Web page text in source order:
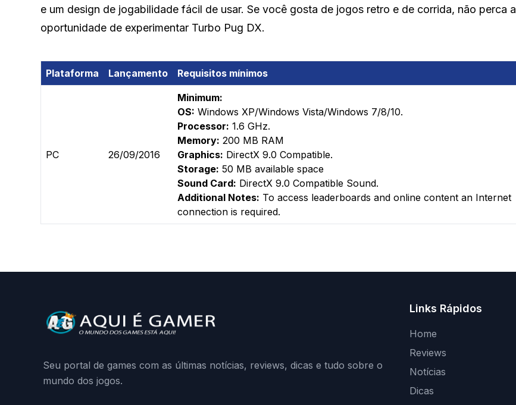
e um design de jogabilidade fácil de usar. Se você gosta de jogos retro e de corrida, não perca a
oportunidade de experimentar Turbo Pug DX.
Plataforma Lançamento Requisitos mínimos
PC 26/09/2016
Minimum:
OS: Windows XP/Windows Vista/Windows 7/8/10.
Processor: 1.6 GHz.
Memory: 200 MB RAM
Graphics: DirectX 9.0 Compatible.
Storage: 50 MB available space
Sound Card: DirectX 9.0 Compatible Sound.
Additional Notes: To access leaderboards and online content an Internet
connection is required.
Seu portal de games com as últimas notícias, reviews, dicas e tudo sobre o
mundo dos jogos.
Links Rápidos
Home
Reviews
Notícias
Dicas